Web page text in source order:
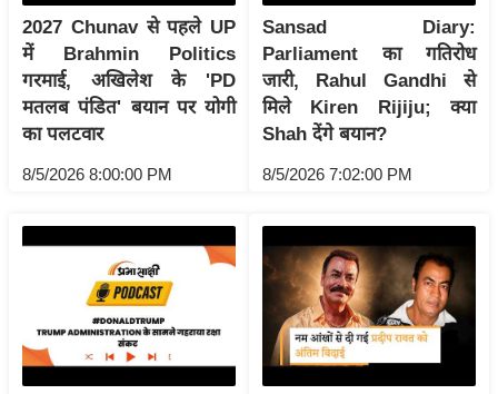
शे
ष
वि
श्ले
ष
ण
u
2027 Chunav से पहले UP
में Brahmin Politics
गरमाई, अखिलेश के 'PD
मतलब पंडित' बयान पर योगी
का पलटवार
8/5/2026 8:00:00 PM
Sansad Diary:
Parliament का गतिरोध
जारी, Rahul Gandhi से
मिले Kiren Rijiju; क्या
Shah देंगे बयान?
8/5/2026 7:02:00 PM